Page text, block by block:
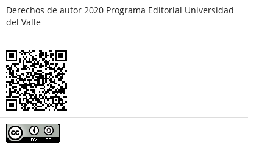
Derechos de autor 2020 Programa Editorial Universidad
del Valle